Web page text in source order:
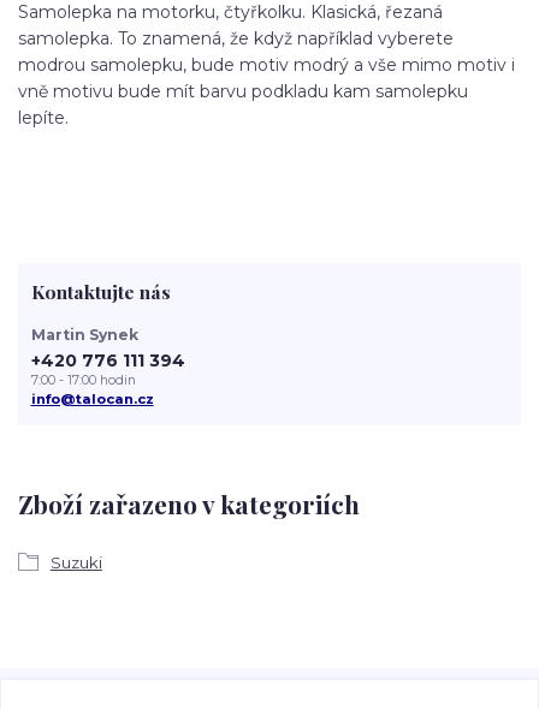
Samolepka na motorku, čtyřkolku. Klasická, řezaná
samolepka. To znamená, že když například vyberete
modrou samolepku, bude motiv modrý a vše mimo motiv i
vně motivu bude mít barvu podkladu kam samolepku
lepíte.
Zboží zařazeno v kategoriích
Suzuki
Kontaktujte nás
Martin Synek
+420 776 111 394
7:00 - 17:00 hodin
info@talocan.cz